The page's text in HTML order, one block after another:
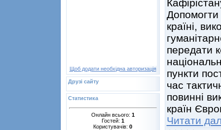
Щоб додати необхідна авторизація
Друзі сайту
Статистика
Онлайн всього: 1
Гостей: 1
Користувачів: 0
Допомогти
країні,
передати
пункти
час
повинні
країн
Читати